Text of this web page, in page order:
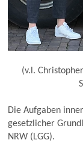
(v.l.
Die Aufgaben
gesetzlicher
NRW (LGG).